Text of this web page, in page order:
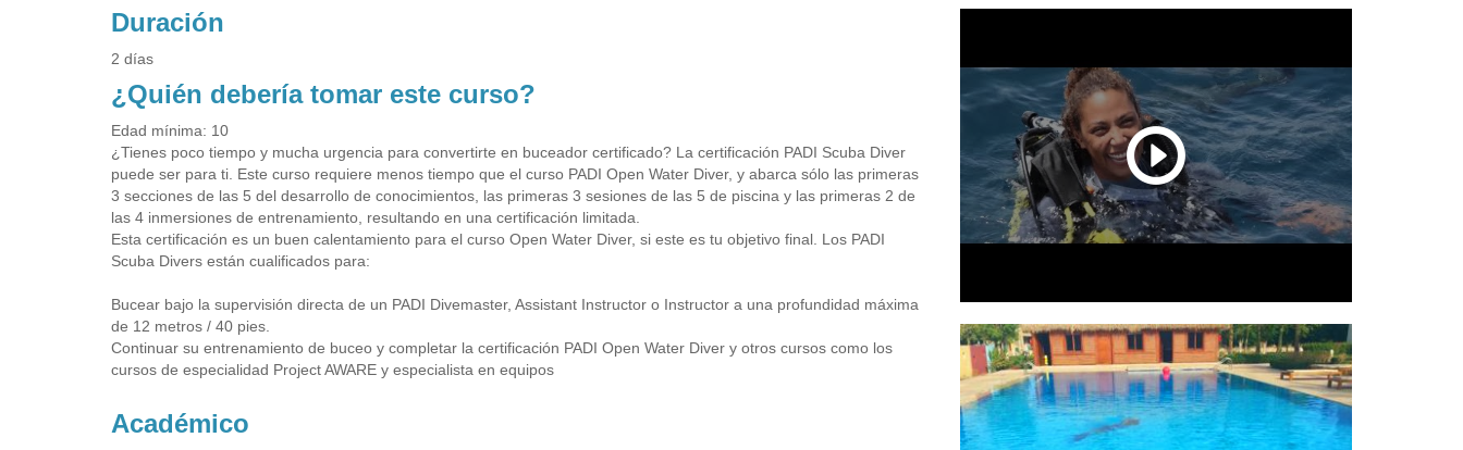
Duración
2 días
¿Quién debería tomar este curso?
Edad mínima: 10
¿Tienes poco tiempo y mucha urgencia para convertirte en buceador certificado? La certificación PADI Scuba Diver
puede ser para ti. Este curso requiere menos tiempo que el curso PADI Open Water Diver, y abarca sólo las primeras
3 secciones de las 5 del desarrollo de conocimientos, las primeras 3 sesiones de las 5 de piscina y las primeras 2 de
las 4 inmersiones de entrenamiento, resultando en una certificación limitada.
Esta certificación es un buen calentamiento para el curso Open Water Diver, si este es tu objetivo final. Los PADI
Scuba Divers están cualificados para:
Bucear bajo la supervisión directa de un PADI Divemaster, Assistant Instructor o Instructor a una profundidad máxima
de 12 metros / 40 pies.
Continuar su entrenamiento de buceo y completar la certificación PADI Open Water Diver y otros cursos como los
cursos de especialidad Project AWARE y especialista en equipos
Académico